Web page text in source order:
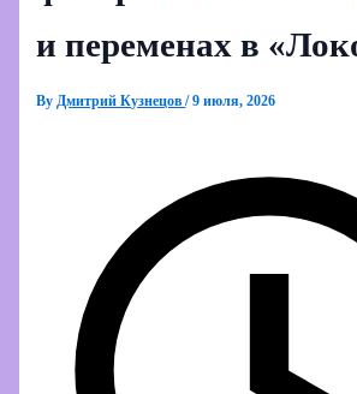
и переменах в
ByДмитрий Кузнецов/9 июля, 2026